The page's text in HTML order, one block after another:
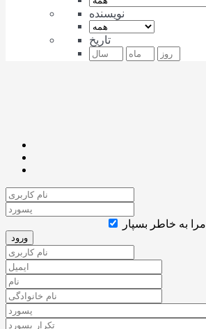
نویسنده
تاریخ
مرا به خاطر بسپار